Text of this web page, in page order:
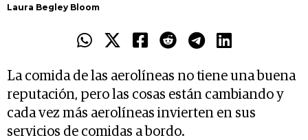
Laura Begley Bloom
La comida de las aerolíneas no tiene una buena
reputación, pero las cosas están cambiando y
cada vez más aerolíneas invierten en sus
servicios de comidas a bordo.